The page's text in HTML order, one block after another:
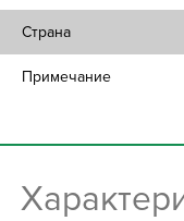
Страна
Примечание